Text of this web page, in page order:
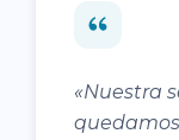
«Nuestra